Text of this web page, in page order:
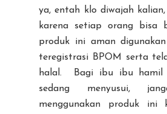
ya, entah klo diwajah
karena setiap orang bisa
produk ini aman
teregistrasi BPOM serta
halal. Bagi ibu ibu hamil
sedang menyusui,
menggunakan produk ini